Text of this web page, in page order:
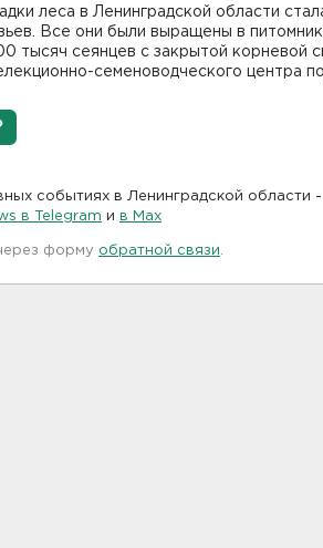
леса в Ленинградской области
Все они были выращены в
тысяч сеянцев с закрытой корневой
семеноводческого центра
событиях в Ленинградской области -
в Telegram и в Maх
форму обратной связи